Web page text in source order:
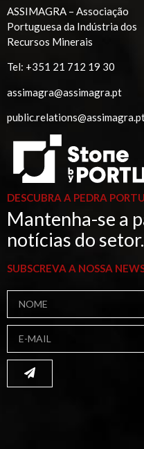
ASSIMAGRA – Associação
Portuguesa da Indústria dos
Recursos Minerais
Tel: +351 21 712 19 30
assimagra@assimagra.pt
DESCUBRA A PEDRA
Mantenha-se a
notícias do setor.
SUBSCREVA A NOSSA